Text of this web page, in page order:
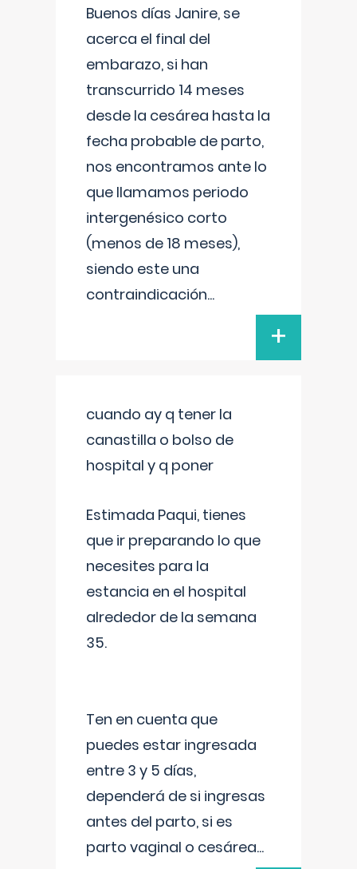
Buenos días Janire, se
acerca el final del
embarazo, si han
transcurrido 14 meses
desde la cesárea hasta la
fecha probable de parto,
nos encontramos ante lo
que llamamos periodo
intergenésico corto
(menos de 18 meses),
siendo este una
contraindicación...
+
cuando ay q tener la
canastilla o bolso de
hospital y q poner
Estimada Paqui, tienes
que ir preparando lo que
necesites para la
estancia en el hospital
alrededor de la semana
35.
Ten en cuenta que
puedes estar ingresada
entre 3 y 5 días,
dependerá de si ingresas
antes del parto, si es
parto vaginal o cesárea...